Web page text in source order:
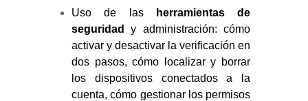
Uso de las
herramientas de
seguridady administración: cómo
activar y desactivar la verificación en
dos pasos, cómo localizar y borrar
los dispositivos conectados a la
cuenta, cómo gestionar los permisos